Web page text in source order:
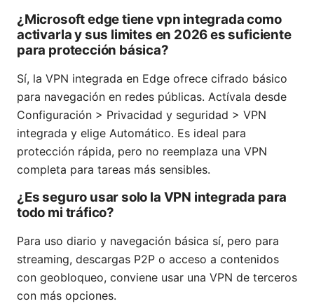
¿Microsoft edge tiene vpn integrada como
activarla y sus limites en 2026 es suficiente
para protección básica?
Sí, la VPN integrada en Edge ofrece cifrado básico
para navegación en redes públicas. Actívala desde
Configuración > Privacidad y seguridad > VPN
integrada y elige Automático. Es ideal para
protección rápida, pero no reemplaza una VPN
completa para tareas más sensibles.
¿Es seguro usar solo la VPN integrada para
todo mi tráfico?
Para uso diario y navegación básica sí, pero para
streaming, descargas P2P o acceso a contenidos
con geobloqueo, conviene usar una VPN de terceros
con más opciones.